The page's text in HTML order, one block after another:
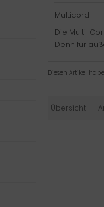
Multicord
Die Multi-
Denn für
Diesen Artikel
Übersicht |